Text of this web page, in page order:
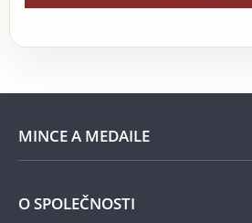
MINCE A MEDAILE
E-shop
O SPOLEČNOSTI